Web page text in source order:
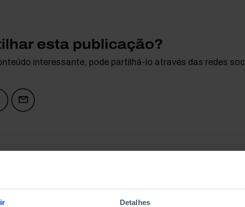
Detalhes
esta publicação?
interessante, pode partilhá-lo através das redes